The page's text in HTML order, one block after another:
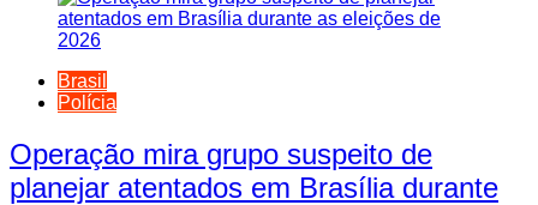
Brasil
Polícia
Operação mira grupo suspeito de
planejar atentados em Brasília durante